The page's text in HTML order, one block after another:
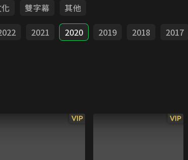
雙字幕
其他
2021 2020 2019 2018 2017
VIP VIP